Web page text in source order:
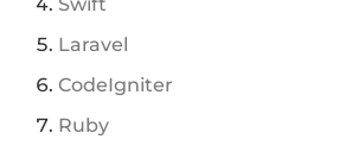
Laravel
CodeIgniter
Ruby